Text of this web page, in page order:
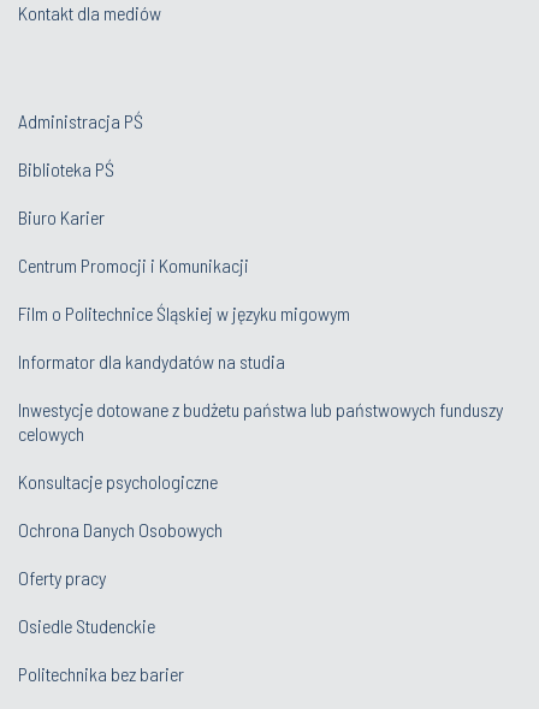
Kontakt dla mediów
Administracja PŚ
Biblioteka PŚ
Biuro Karier
Centrum Promocji i Komunikacji
Film o Politechnice Śląskiej w języku migowym
Informator dla kandydatów na studia
Inwestycje dotowane z budżetu państwa lub państwowych funduszy
celowych
Konsultacje psychologiczne
Ochrona Danych Osobowych
Oferty pracy
Osiedle Studenckie
Politechnika bez barier